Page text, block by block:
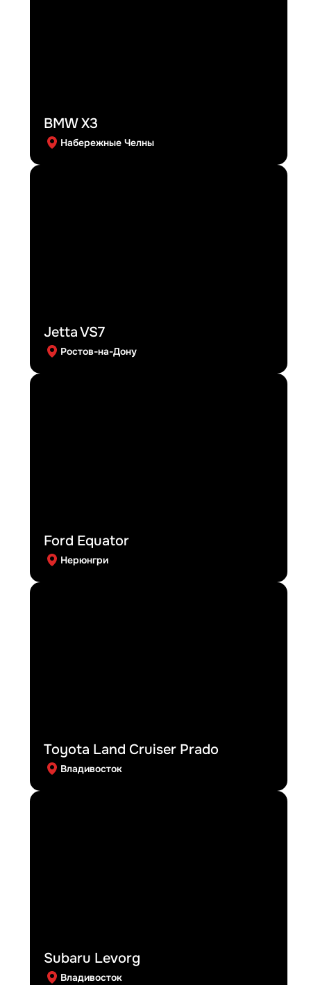
BMW X3
Набережные Челны
Jetta VS7
Ростов-на-Дону
Ford Equator
Нерюнгри
Toyota Land Cruiser Prado
Владивосток
Subaru Levorg
Владивосток